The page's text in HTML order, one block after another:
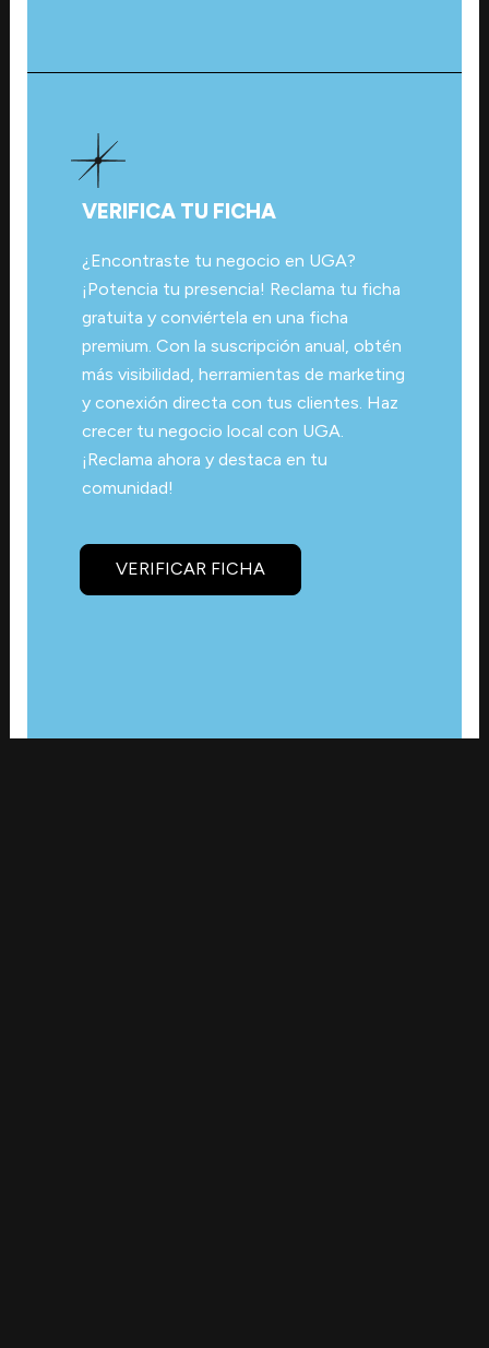
VERIFICA TU FICHA
¿Encontraste tu negocio en UGA?
¡Potencia tu presencia! Reclama tu ficha
gratuita y conviértela en una ficha
premium. Con la suscripción anual, obtén
más visibilidad, herramientas de marketing
y conexión directa con tus clientes. Haz
crecer tu negocio local con UGA.
¡Reclama ahora y destaca en tu
comunidad!
VERIFICAR FICHA